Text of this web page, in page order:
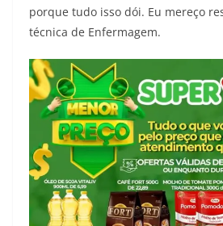
porque tudo isso dói. Eu mereço
técnica de Enfermagem.